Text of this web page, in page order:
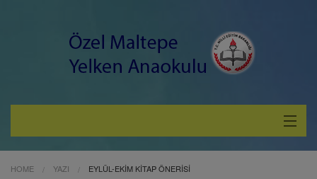
Hakkımızda
HOME YAZI EYLÜL-EKİM KİTAP ÖNERİSİ